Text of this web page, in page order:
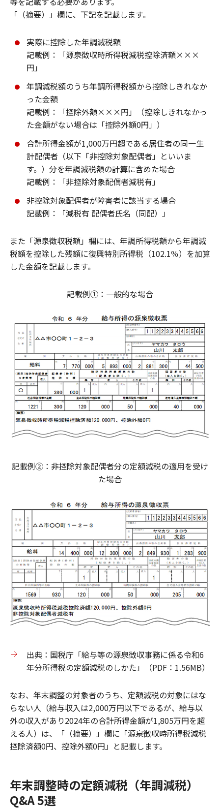
「（摘要）」欄に、下記を記載します。
実際に控除した年調減税額
記載例：「源泉徴収時所得税減税控除済額×××
円」
年調減税額のうち年調所得税額から控除しきれなか
った金額
記載例：「控除外額×××円」（控除しきれなかっ
た金額がない場合は「控除外額0円」）
合計所得金額が1,000万円超である居住者の同一生
計配偶者（以下「非控除対象配偶者」といいま
す。）分を年調減税額の計算に含めた場合
記載例：「非控除対象配偶者減税有」
非控除対象配偶者が障害者に該当する場合
記載例：「減税有 配偶者氏名（同配）」
また「源泉徴収税額」欄には、年調所得税額から年調減
税額を控除した残額に復興特別所得税（102.1％）を加算
した金額を記載します。
記載例①：一般的な場合
記載例②：非控除対象配偶者分の定額減税の適用を受け
た場合
出典：国税庁「給与等の源泉徴収事務に係る令和6
年分所得税の定額減税のしかた」（PDF：1.56MB）
なお、年末調整の対象者のうち、定額減税の対象にはな
らない人（給与収入は2,000万円以下であるが、給与以
外の収入があり2024年の合計所得金額が1,805万円を超
える人）は、「（摘要）」欄に「源泉徴収時所得税減税
控除済額0円、控除外額0円」と記載します。
年末調整時の定額減税（年調減税）
Q&A 5選